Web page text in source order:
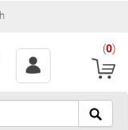
(0)